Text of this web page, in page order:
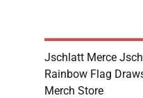
Jschlatt Merce
Rainbow Flag
Merch Store